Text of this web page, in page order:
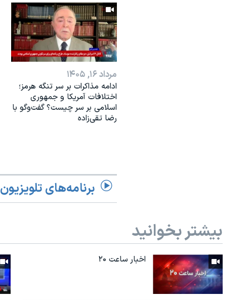
مرداد ۱۶, ۱۴۰۵
ادامه مذاکرات بر سر تنگه هرمز؛
اختلافات آمریکا و جمهوری
اسلامی بر سر چیست؟ گفت‌وگو با
رضا تقی‌زاده
برنامه‌های تلویزیون
بیشتر بخوانید
اخبار ساعت ۲۰